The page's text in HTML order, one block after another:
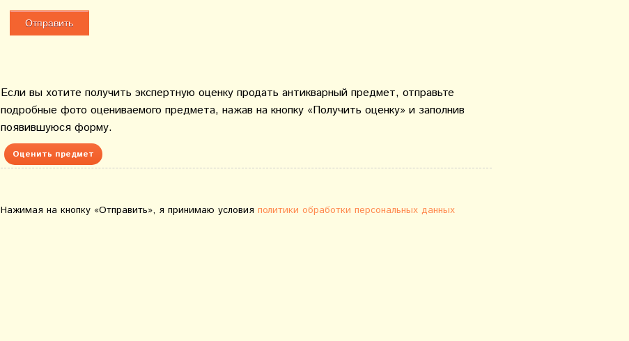
Если вы хотите получить экспертную оценку продать антикварный предмет, отправьте
подробные фото оцениваемого предмета, нажав на кнопку «Получить оценку» и заполнив
появившуюся форму.
Оценить предмет
Нажимая на кнопку «Отправить», я принимаю условия политики обработки персональных данных